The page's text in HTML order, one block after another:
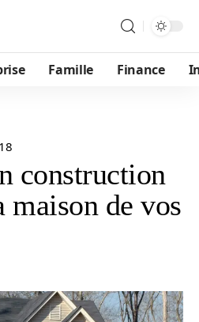
Famille Finance
construction
maison de vos